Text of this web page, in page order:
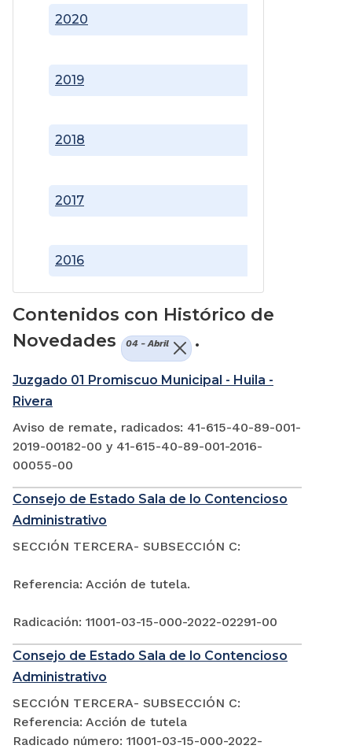
2016
2017
2018
2019
2020
Contenidos con Histórico de
Novedades
04 - Abril .
Juzgado 01 Promiscuo Municipal - Huila -
Rivera
Aviso de remate, radicados: 41-615-40-89-001-
2019-00182-00 y 41-615-40-89-001-2016-
00055-00
Consejo de Estado Sala de lo Contencioso
Administrativo
SECCIÓN TERCERA- SUBSECCIÓN C:
Referencia: Acción de tutela.
Radicación: 11001-03-15-000-2022-02291-00
Consejo de Estado Sala de lo Contencioso
Administrativo
SECCIÓN TERCERA- SUBSECCIÓN C:
Referencia: Acción de tutela
Radicado número: 11001-03-15-000-2022-